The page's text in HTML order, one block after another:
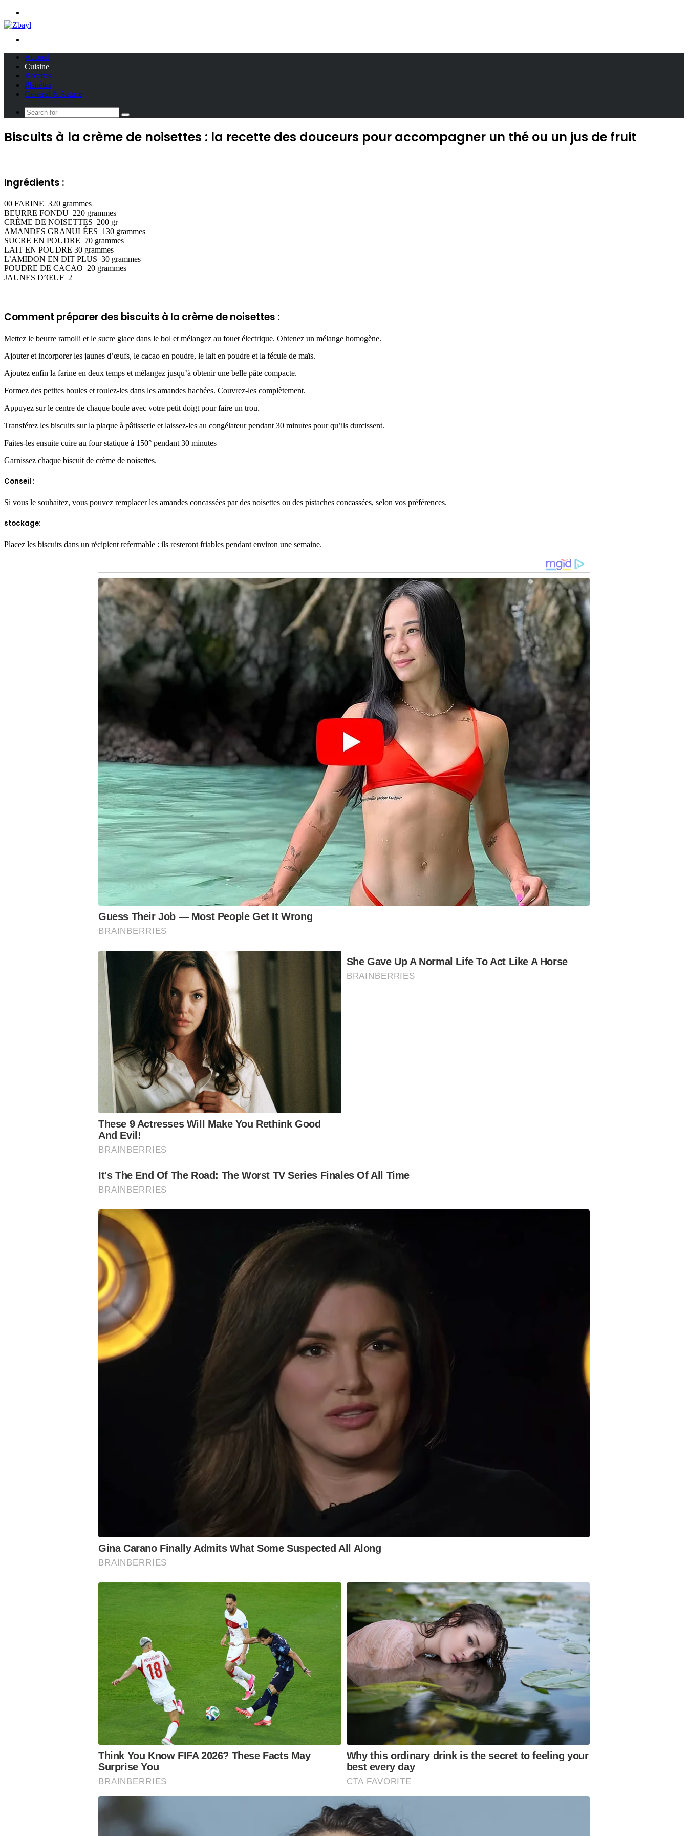
Accueil
Cuisine
Recettes
Planètes
General & Astuce
Search
Biscuits à la crème de noisettes : la recette des douceurs pour accompagner un thé ou un jus de fruit
Ingrédients :
00 FARINE 320 grammes
BEURRE FONDU 220 grammes
CRÈME DE NOISETTES 200 gr
AMANDES GRANULÉES 130 grammes
SUCRE EN POUDRE 70 grammes
LAIT EN POUDRE 30 grammes
L’AMIDON EN DIT PLUS 30 grammes
POUDRE DE CACAO 20 grammes
JAUNES D’ŒUF 2
Comment préparer des biscuits à la crème de noisettes :
Mettez le beurre ramolli et le sucre glace dans le bol et mélangez au fouet électrique. Obtenez un mélange homogène.
Ajouter et incorporer les jaunes d’œufs, le cacao en poudre, le lait en poudre et la fécule de maïs.
Ajoutez enfin la farine en deux temps et mélangez jusqu’à obtenir une belle pâte compacte.
Formez des petites boules et roulez-les dans les amandes hachées. Couvrez-les complètement.
Appuyez sur le centre de chaque boule avec votre petit doigt pour faire un trou.
Transférez les biscuits sur la plaque à pâtisserie et laissez-les au congélateur pendant 30 minutes pour qu’ils durcissent.
Faites-les ensuite cuire au four statique à 150° pendant 30 minutes
Garnissez chaque biscuit de crème de noisettes.
Conseil :
Si vous le souhaitez, vous pouvez remplacer les amandes concassées par des noisettes ou des pistaches concassées, selon vos préférences.
stockage:
Placez les biscuits dans un récipient refermable : ils resteront friables pendant environ une semaine.